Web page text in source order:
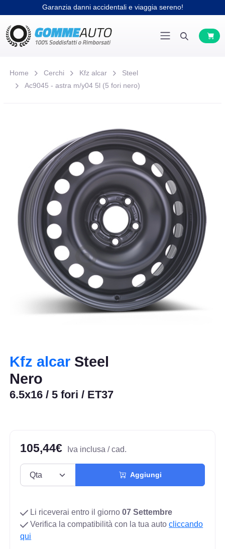
Garanzia danni accidentali e viaggia sereno!
Home Cerchi Kfz alcar
Steel
Ac9045 - astra m/y04 5l (5 fori nero)
Kfz alcar Steel
Nero
6.5x16 / 5 fori / ET37
105,44€ Iva inclusa / cad.
Aggiungi
Li riceverai entro il giorno07 Settembre
Verifica la compatibilità con la tua autocliccando
qui